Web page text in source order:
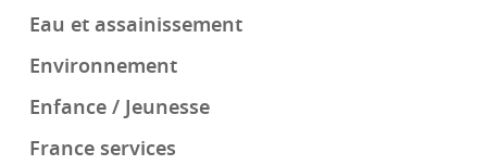
Eau et assainissement
Environnement
Enfance / Jeunesse
France services